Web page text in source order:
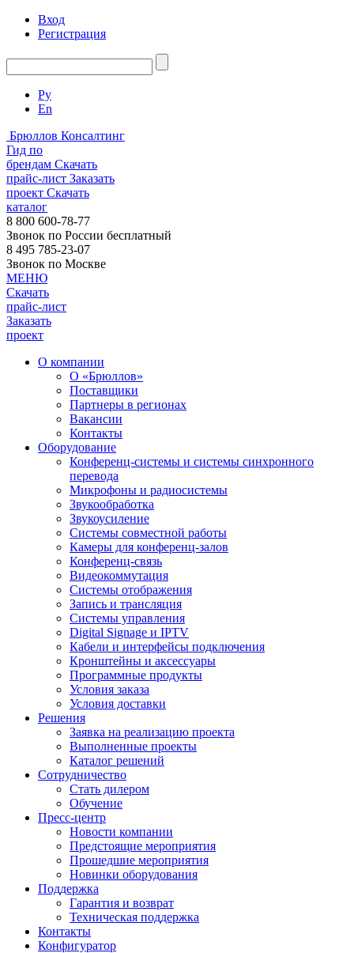
Вход
Регистрация
Ру
En
Брюллов Консалтинг
Гид по
брендам Скачать
прайс-лист Заказать
проект Скачать
каталог
8 800 600-78-77
Звонок по России бесплатный
8 495 785-23-07
Звонок по Москве
МЕНЮ
Скачать
прайс-лист
Заказать
проект
О компании
О «Брюллов»
Поставщики
Партнеры в регионах
Вакансии
Контакты
Оборудование
Конференц-системы и системы синхронного
перевода
Микрофоны и радиосистемы
Звукообработка
Звукоусиление
Системы совместной работы
Камеры для конференц-залов
Конференц-связь
Видеокоммутация
Системы отображения
Запись и трансляция
Системы управления
Digital Signage и IPTV
Кабели и интерфейсы подключения
Кронштейны и аксессуары
Программные продукты
Условия заказа
Условия доставки
Решения
Заявка на реализацию проекта
Выполненные проекты
Каталог решений
Сотрудничество
Стать дилером
Обучение
Пресс-центр
Новости компании
Предстоящие мероприятия
Прошедшие мероприятия
Новинки оборудования
Поддержка
Гарантия и возврат
Техническая поддержка
Контакты
Конфигуратор